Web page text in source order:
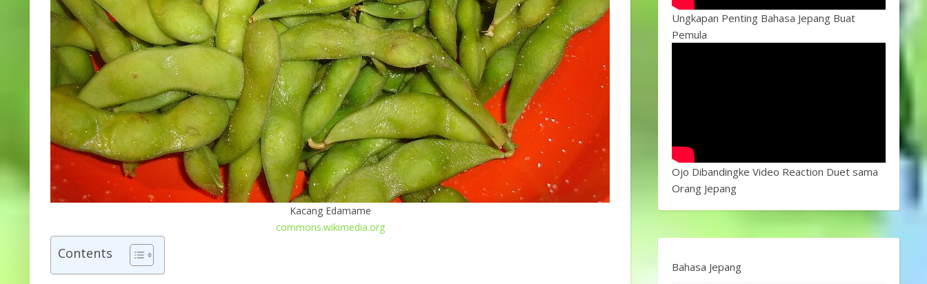
Kacang Edamame
commons.wikimedia.org
Contents
Ungkapan Penting Bahasa Jepang Buat
Pemula
Ojo Dibandingke Video Reaction Duet sama
Orang Jepang
Bahasa Jepang